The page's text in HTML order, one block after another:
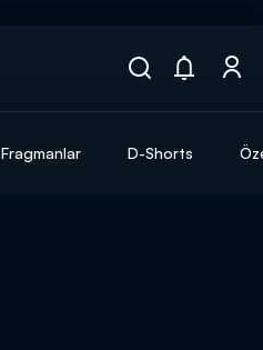
Fragmanlar D-Shorts